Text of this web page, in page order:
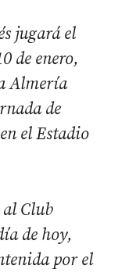
jugará el
de enero,
Almería
de
el Estadio
Club
de hoy,
por el